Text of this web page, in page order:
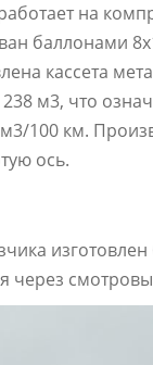
на
баллонами
кассета
м3, что
100 км.
ось.
через